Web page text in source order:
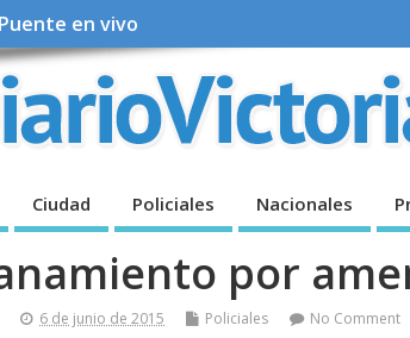
en vivo
Ciudad Policiales Nacionales
por
6 de junio de 2015 Policiales No Comment